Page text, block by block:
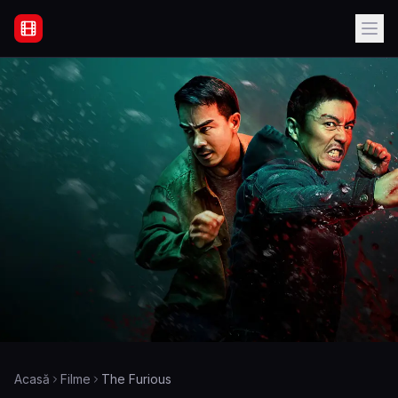
Filme Online Subtitrate - Acasă
Acasă Filme The Furious